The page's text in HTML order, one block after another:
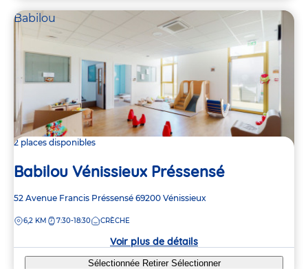
Babilou
2 places disponibles
Babilou Vénissieux Préssensé
Adresse
la
52 Avenue Francis Préssensé 69200 Vénissieux
DISTANCE
6,2 KM 7:30-18:30 CRÈCHE
Voir plus de détails
Sélectionnée Retirer Sélectionner